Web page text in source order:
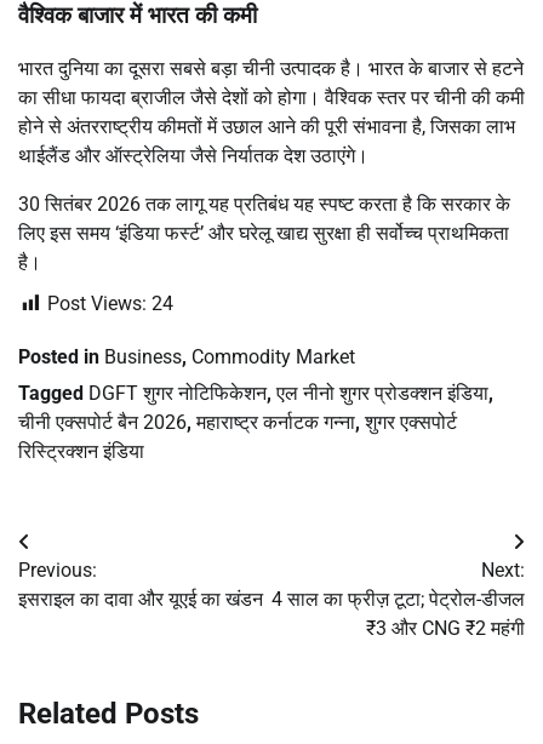
वैश्विक बाजार में भारत की कमी
भारत दुनिया का दूसरा सबसे बड़ा चीनी उत्पादक है। भारत के बाजार से हटने
का सीधा फायदा ब्राजील जैसे देशों को होगा। वैश्विक स्तर पर चीनी की कमी
होने से अंतरराष्ट्रीय कीमतों में उछाल आने की पूरी संभावना है, जिसका लाभ
थाईलैंड और ऑस्ट्रेलिया जैसे निर्यातक देश उठाएंगे।
30 सितंबर 2026 तक लागू यह प्रतिबंध यह स्पष्ट करता है कि सरकार के
लिए इस समय ‘इंडिया फर्स्ट’ और घरेलू खाद्य सुरक्षा ही सर्वोच्च प्राथमिकता
है।
Post Views: 24
Posted in Business, Commodity Market
Tagged DGFT शुगर नोटिफिकेशन,एल नीनो शुगर प्रोडक्शन इंडिया,
चीनी एक्सपोर्ट बैन 2026,महाराष्ट्र कर्नाटक गन्ना,शुगर एक्सपोर्ट
रिस्ट्रिक्शन इंडिया
Post
navigation
Previous:
इसराइल का दावा और यूएई का खंडन
Next:
4 साल का फ्रीज़ टूटा; पेट्रोल-डीजल
₹3 और CNG ₹2 महंगी
Related Posts